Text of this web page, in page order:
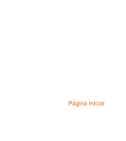
Página inicial